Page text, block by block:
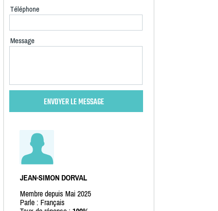
Téléphone
Message
JEAN-SIMON DORVAL
Membre depuis Mai 2025
Parle : Français